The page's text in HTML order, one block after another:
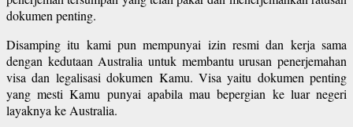
dokumen penting.
Disamping itu kami pun mempunyai izin resmi dan kerja sama
dengan kedutaan Australia untuk membantu urusan penerjemahan
visa dan legalisasi dokumen Kamu. Visa yaitu dokumen penting
yang mesti Kamu punyai apabila mau bepergian ke luar negeri
layaknya ke Australia.